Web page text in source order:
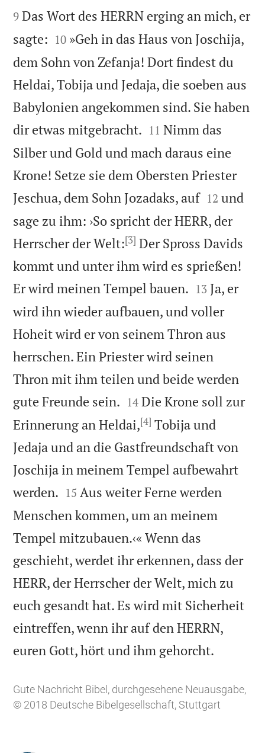


9 Das Wort des HERRN erging an mich, er
sagte: 

10 »Geh in das Haus von Joschija,
dem Sohn von Zefanja! Dort findest du
Heldai, Tobija und Jedaja, die soeben aus
Babylonien angekommen sind. Sie haben
dir etwas mitgebracht. 

11 Nimm das
Silber und Gold und mach daraus eine
Krone! Setze sie dem Obersten Priester
Jeschua, dem Sohn Jozadaks, auf
12 und
sage zu ihm: ›So spricht der HERR, der
Herrscher der Welt:[3] Der Spross Davids
kommt und unter ihm wird es sprießen!
Er wird meinen Tempel bauen. 

13 Ja, er
wird ihn wieder aufbauen, und voller
Hoheit wird er von seinem Thron aus
herrschen. Ein Priester wird seinen
Thron mit ihm teilen und beide werden
gute Freunde sein. 

14 Die Krone soll zur
Erinnerung an Heldai,[4] Tobija und
Jedaja und an die Gastfreundschaft von
Joschija in meinem Tempel aufbewahrt
werden. 

15 Aus weiter Ferne werden
Menschen kommen, um an meinem
Tempel mitzubauen.‹« Wenn das
geschieht, werdet ihr erkennen, dass der
HERR, der Herrscher der Welt, mich zu
euch gesandt hat. Es wird mit Sicherheit
eintreffen, wenn ihr auf den HERRN,
euren Gott, hört und ihm gehorcht.
Gute Nachricht Bibel, durchgesehene Neuausgabe,
© 2018 Deutsche Bibelgesellschaft, Stuttgart